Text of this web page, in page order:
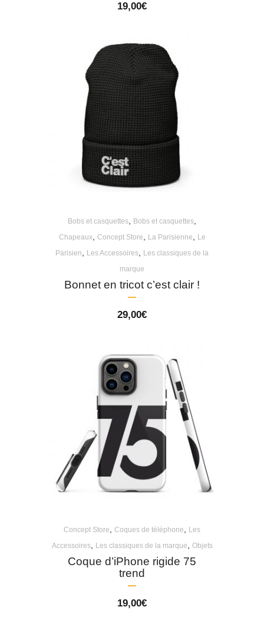
19,00€
Bobs et casquettes Bobs et casquettes
Chapeaux, Concept Store La Parisienne
Le
Parisien
Les Accessoires
Les classiques de la
marque
Bonnet en tricot c’est clair !
29,00€
Concept Store Coques de téléphone
Les
Accessoires, Les classiques de la marque Objets
Coque d’iPhone rigide 75
trend
19,00€